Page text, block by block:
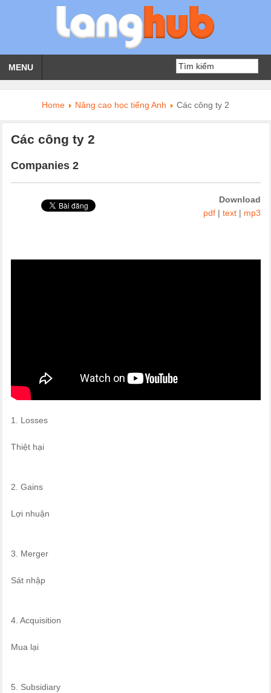
MENU
Home Nâng cao học tiếng Anh Các công ty 2
Các công ty 2
Companies 2
Download
pdf| text| mp3
1. Losses
Thiệt hại
2. Gains
Lợi nhuận
3. Merger
Sát nhập
4. Acquisition
Mua lại
5. Subsidiary